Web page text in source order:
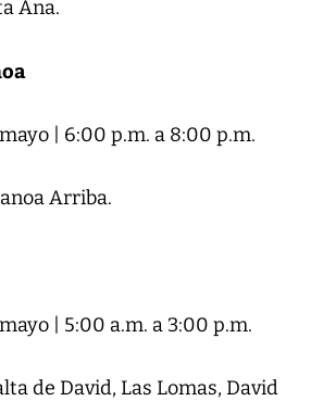
Ana.
| 6:00 p.m. a 8:00 p.m.
Arriba.
| 5:00 a.m. a 3:00 p.m.
de David, Las Lomas, David